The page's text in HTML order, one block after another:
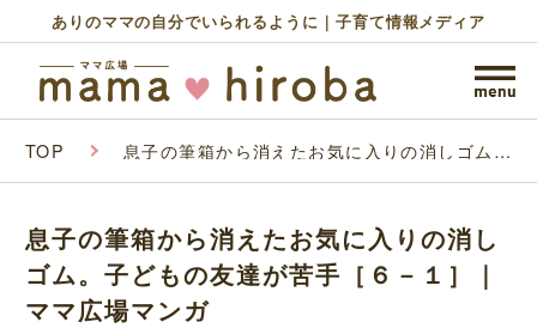
ありのママの自分でいられるように｜子育て情報メディア
TOP 息子の筆箱から消えたお気に入りの消しゴム。
ガ
息子の筆箱から消えたお気に入りの消し
ゴム。子どもの友達が苦手［６－１］｜
ママ広場マンガ